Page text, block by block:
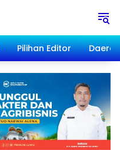
Pilihan Editor Daerah